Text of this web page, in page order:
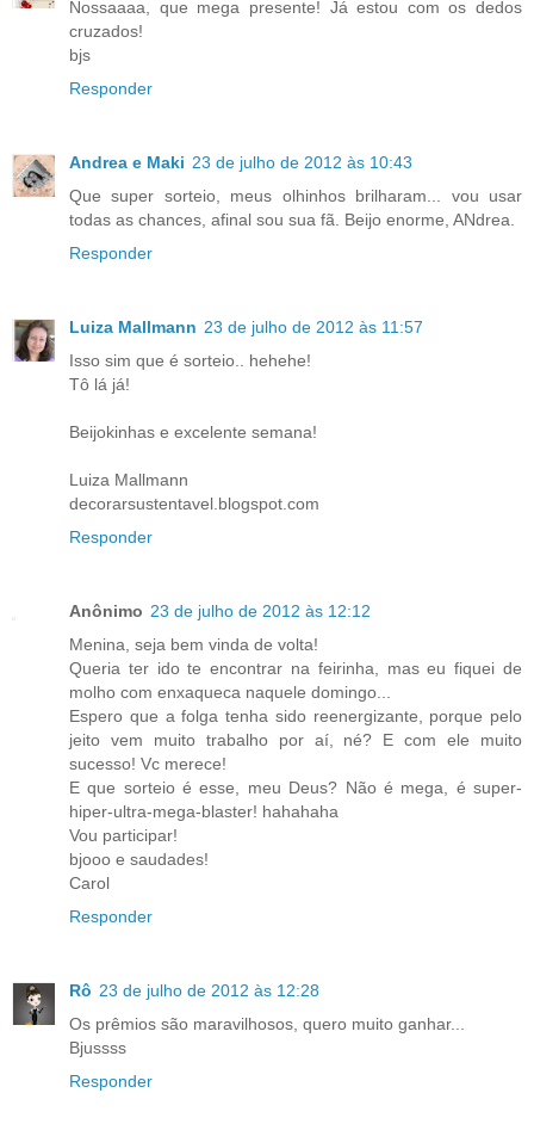
Nossaaaa, que mega presente! Já estou com os dedos
cruzados!
bjs
Responder
Andrea e Maki 23 de julho de 2012 às 10:43
Que super sorteio, meus olhinhos brilharam... vou usar
todas as chances, afinal sou sua fã. Beijo enorme, ANdrea.
Responder
Luiza Mallmann 23 de julho de 2012 às 11:57
Isso sim que é sorteio.. hehehe!
Tô lá já!
Beijokinhas e excelente semana!
Luiza Mallmann
decorarsustentavel.blogspot.com
Responder
Anônimo 23 de julho de 2012 às 12:12
Menina, seja bem vinda de volta!
Queria ter ido te encontrar na feirinha, mas eu fiquei de
molho com enxaqueca naquele domingo...
Espero que a folga tenha sido reenergizante, porque pelo
jeito vem muito trabalho por aí, né? E com ele muito
sucesso! Vc merece!
E que sorteio é esse, meu Deus? Não é mega, é super-
hiper-ultra-mega-blaster! hahahaha
Vou participar!
bjooo e saudades!
Carol
Responder
Rô 23 de julho de 2012 às 12:28
Os prêmios são maravilhosos, quero muito ganhar...
Bjussss
Responder